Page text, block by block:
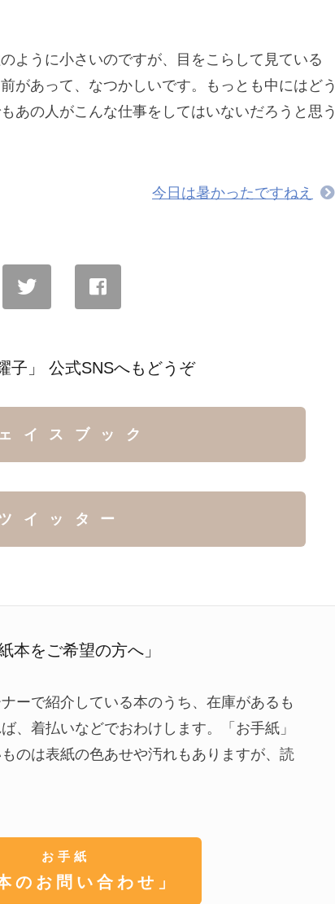
ように小さいのですが、目をこらして見ている
があって、なつかしいです。もっとも中にはどう
あの人がこんな仕事をしてはいないだろうと思う
今日は暑かったですねえ
子」 公式SNSへもどうぞ
イスブック
イッター
紙本をご希望の方へ」
ーで紹介している本のうち、在庫があるも
、着払いなどでおわけします。「お手紙」
のは表紙の色あせや汚れもありますが、読
お手紙
のお問い合わせ」